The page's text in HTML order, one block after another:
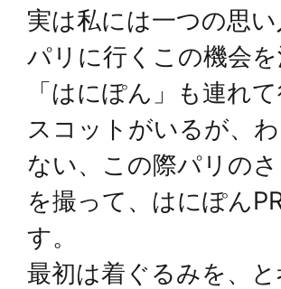
実は私には一つの思
パリに行くこの機会
「はにぽん」も連れ
スコットがいるが、
ない、この際パリの
を撮って、はにぽん
す。
最初は着ぐるみを、